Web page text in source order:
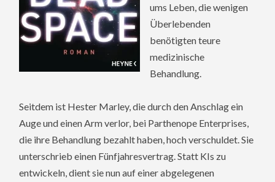
ums Leben, die wenigen
Überlebenden
benötigten teure
medizinische
Behandlung.
Seitdem ist Hester Marley, die durch den Anschlag ein
Auge und einen Arm verlor, bei Parthenope Enterprises,
die ihre Behandlung bezahlt haben, hoch verschuldet. Sie
unterschrieb einen Fünfjahresvertrag. Statt KIs zu
entwickeln, dient sie nun auf einer abgelegenen